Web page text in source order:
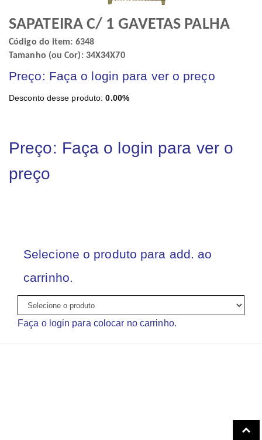
SAPATEIRA C/ 1 GAVETAS PALHA
Código do item: 6348
Tamanho (ou Cor): 34X34X70
Preço: Faça o login para ver o preço
Desconto desse produto:0.00%
Preço: Faça o login para ver o
preço
Selecione o produto para add. ao
carrinho.
Faça o login para colocar no carrinho.